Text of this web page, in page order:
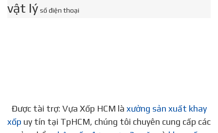
vật lý số điện thoại
Được tài trợ: Vựa Xốp HCM là xưởng sản xuất khay
xốp uy tín tại TpHCM, chúng tôi chuyên cung cấp các